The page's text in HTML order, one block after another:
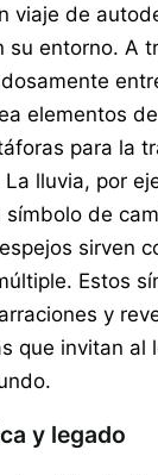
viaje de
su entorno. A
elementos
para la
lluvia, por
símbolo de
sirven
Estos
y
que invitan al
y legado